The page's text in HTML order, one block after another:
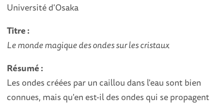
Université d'Osaka
Titre :
Le monde magique des ondes sur les cristaux
Résumé :
Les ondes créées par un caillou dans l'eau sont bien
connues, mais qu'en est-il des ondes qui se propagent